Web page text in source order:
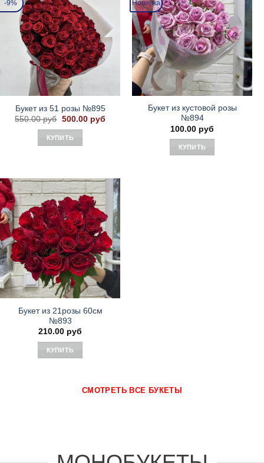
-9%
Букет из 51 розы №895
550.00руб Первоначальная
составляла
550.00 руб.
500.00 рубТекущая
КУПИТЬ
Новинка
Букет из кустовой розы
№894
100.00 руб
КУПИТЬ
Букет из 21розы 60см
№893
210.00 руб
КУПИТЬ
СМОТРЕТЬ ВСЕ БУКЕТЫ